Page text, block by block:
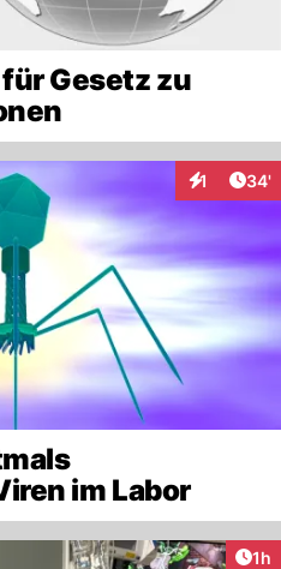
Gesetz zu
1 34'
im Labor
1h